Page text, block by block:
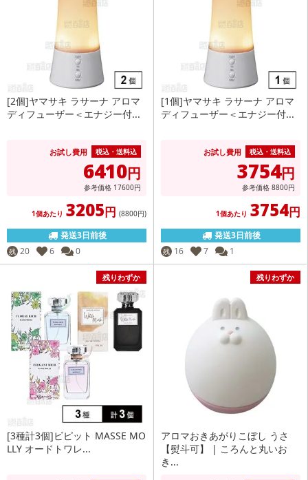
[2個]ヤマサキ ラサーナ アロマ
ディフューザー＜エナジー付...
お試し費用 税込・送料込
6410円
参考価格 17600円
1個あたり 3205円 (8800円)
発送3日前後
残 20 6 0
[1個]ヤマサキ ラサーナ アロマ
ディフューザー＜エナジー付...
お試し費用 税込・送料込
3754円
参考価格 8800円
1個あたり 3754円
発送3日前後
残 16 7 1
残りわずか
[3種計3個]ビピット MASSE MO
LLY オードトワレ...
残りわずか
アロマおきあがりこぼし うさ
【熨斗可】 | ころんと丸いお
き...